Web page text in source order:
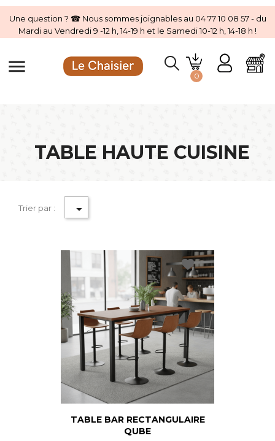
Une question ? ☎ Nous sommes joignables au 04 77 10 08 57 - du
Mardi au Vendredi 9 -12 h, 14-19 h et le Samedi 10-12 h, 14-18 h !
menu 0
TABLE HAUTE CUISINE
Trier par : 
TABLE BAR RECTANGULAIRE
QUBE
favorite